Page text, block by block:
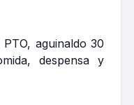
aguinaldo 30
despensa y